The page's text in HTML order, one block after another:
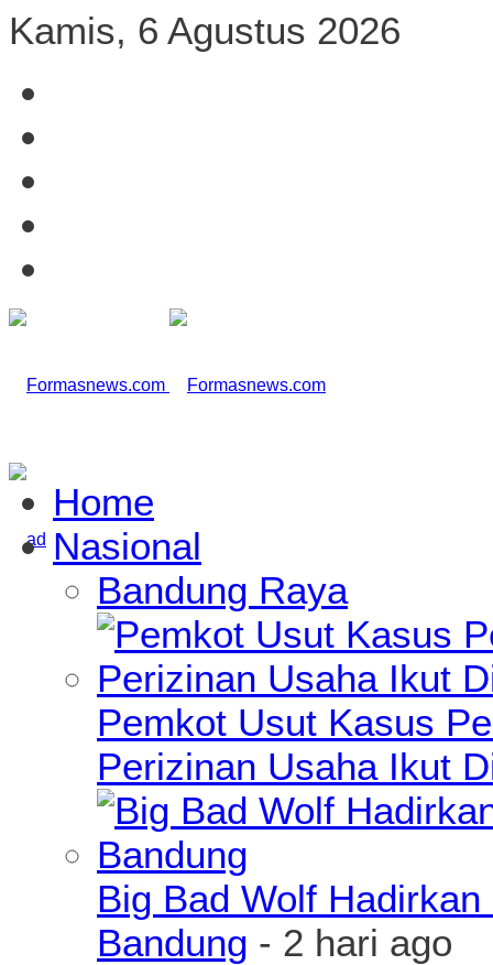
Kamis, 6 Agustus 2026
Home
Nasional
Bandung Raya
Pemkot Usut Kasus
Perizinan Usaha Ikut
Big Bad Wolf
Bandung - 2 hari ago